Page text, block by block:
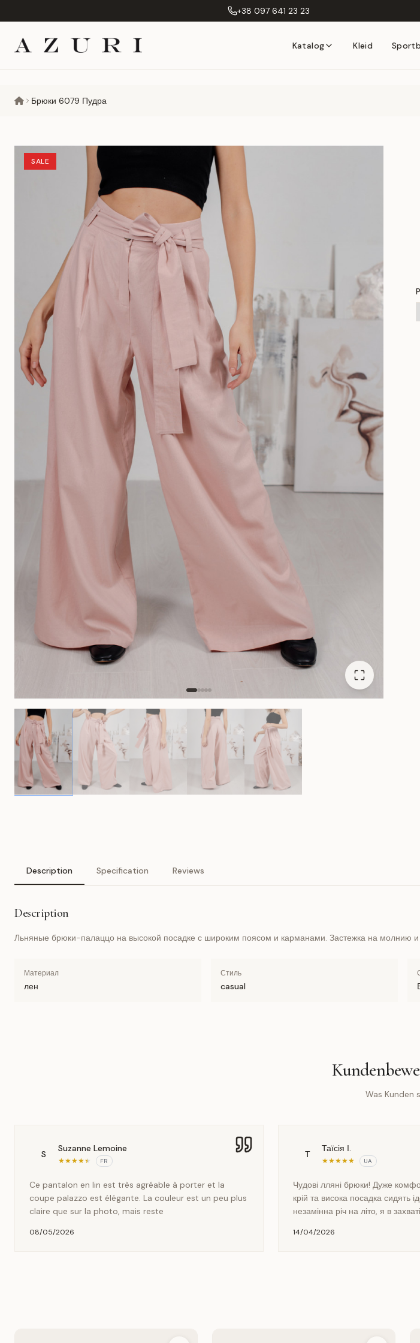
+38 097 641 23 23
Katalog Kleid
Брюки 6079 Пудра
SALE
Description Specification Reviews
Description
Льняные брюки-палаццо на высокой посадке с широким поясом и карманами. Застежка на молнию
Материал
лен
Стиль
casual
Was Kunden
S
Suzanne Lemoine
★★★★★ FR
Ce pantalon en lin est très agréable à porter et la
coupe palazzo est élégante. La couleur est un peu plus
claire que sur la photo, mais reste
08/05/2026
Т
Таїсія І.
★★★★★ UA
Чудові лляні брюки! Дуже
крій та висока посадка сидять
незамінна річ на літо, я в
14/04/2026